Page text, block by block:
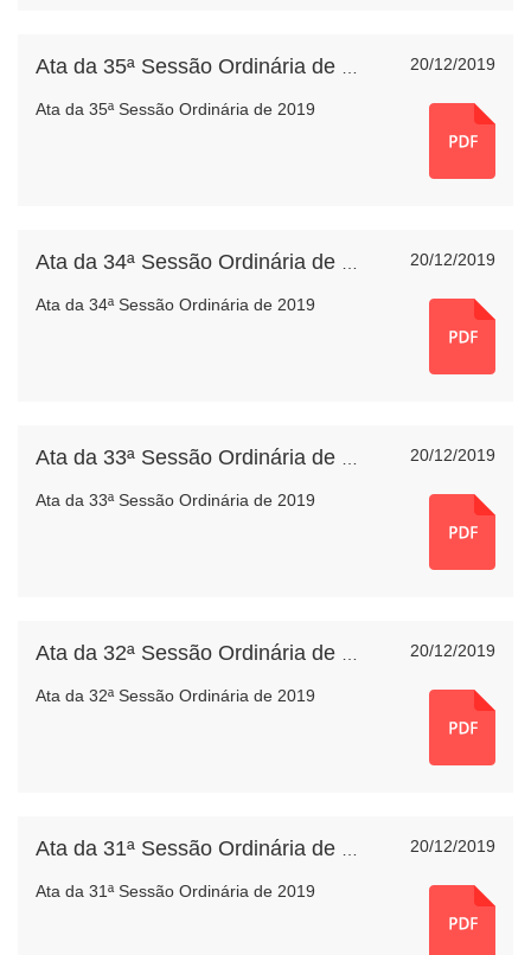
20/12/2019
Ata da 35ª Sessão Ordinária de 2019
20/12/2019
Ata da 34ª Sessão Ordinária de 2019
20/12/2019
Ata da 33ª Sessão Ordinária de 2019
20/12/2019
Ata da 32ª Sessão Ordinária de 2019
20/12/2019
Ata da 31ª Sessão Ordinária de 2019